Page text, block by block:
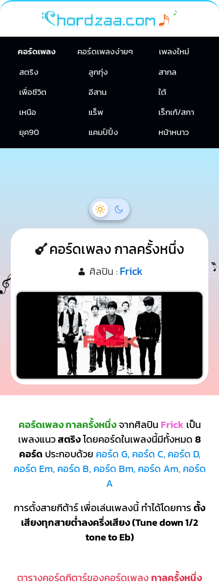
คอร์ดเพลง คอร์ดเพลงง่ายๆ
เพลงใหม่
สตริง
ลูกทุ่ง
สากล
เพื่อชีวิต
อีสาน
ใต้
เหนือ
แร็พ
เร็กเก้/สกา
ยุค90
แคมป์ปิ้ง หน้าหนาว
คอร์ดเพลง กาลครั้งหนึ่ง
ศิลปิน : Frick
คอร์ดเพลง กาลครั้งหนึ่งจากศิลปิน Frick เป็น
เพลงแนวสตริงโดยคอร์ดในเพลงนี้มีทั้งหมด 8
คอร์ด ประกอบด้วย คอร์ด G, คอร์ด C, คอร์ด D,
คอร์ด Em, คอร์ด B, คอร์ด Bm, คอร์ด Am, คอร์ด
A
การตั้งสายกีต้าร์ เพื่อเล่นเพลงนี้ ทำได้โดยการตั้ง
เสียงทุกสายต่ำลงครึ่งเสียง (Tune down 1/2
tone to Eb)
ตารางคอร์ดกีตาร์ของคอร์ดเพลงกาลครั้งหนึ่ง